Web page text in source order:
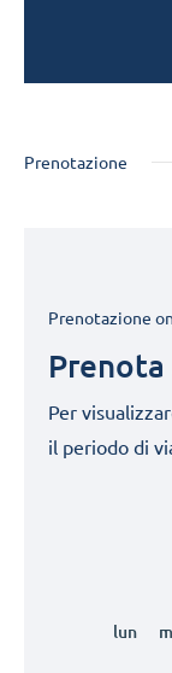
Prenotazione
Prenotazione
Per
il periodo di
lun